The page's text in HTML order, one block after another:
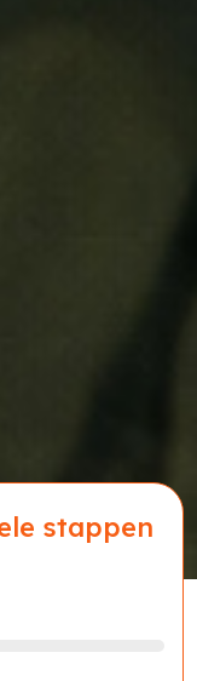
stappen